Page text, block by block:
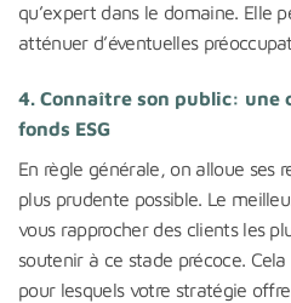
qu’expert dans le domaine. Elle
atténuer d’éventuelles
4. Connaître son public: une
fonds ESG
En règle générale, on alloue ses
plus prudente possible. Le
vous rapprocher des clients les
soutenir à ce stade précoce.
pour lesquels votre stratégie